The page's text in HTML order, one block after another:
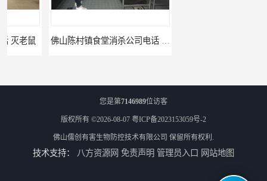
佛山陈村镇食堂消杀公司电话 陈村食堂灭鼠
您是第7146989位访客
版权所有 ©2026-08-07 粤ICP备2023153059号-2
佛山儒创有害生物防控技术有限公司 保留所有权利.
技术支持： 八方资源网 免责声明 管理员入口 网站地图